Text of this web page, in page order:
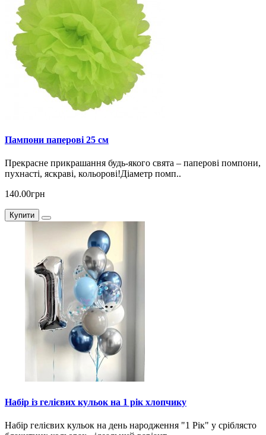
Пампони паперові 25 см
Прекрасне прикрашання будь-якого свята – паперові помпони,
пухнасті, яскраві, кольорові!Діаметр помп..
140.00грн
Купити
Набір із гелієвих кульок на 1 рік хлопчику
Набір гелієвих кульок на день народження "1 Рік" у сріблясто